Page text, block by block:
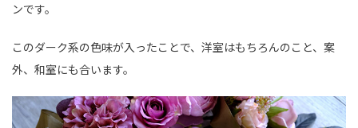
ンです。
このダーク系の色味が入ったことで、洋室はもちろんのこと、案
外、和室にも合います。